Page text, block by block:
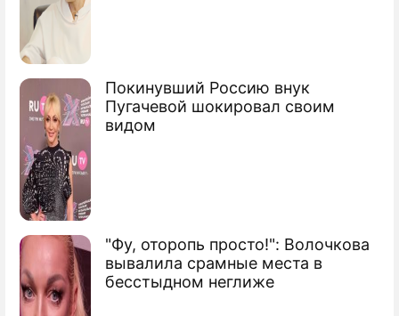
Покинувший Россию внук
Пугачевой шокировал своим
видом
"Фу, оторопь просто!": Волочкова
вывалила срамные места в
бесстыдном неглиже